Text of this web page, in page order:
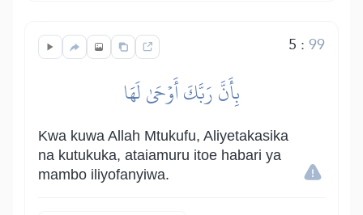
5 :99
بِأَنَّ رَبَّكَ أَوۡحَىٰ لَهَا
Kwa kuwa Allah Mtukufu, Aliyetakasika
na kutukuka, ataiamuru itoe habari ya
mambo iliyofanyiwa.